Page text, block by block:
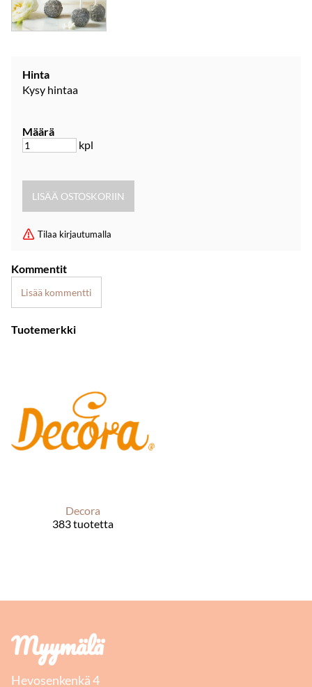
Hinta
Kysy hintaa
Määrä
kpl
Tilaa kirjautumalla
Kommentit
Lisää kommentti
Tuotemerkki
Decora
383 tuotetta
Myymälä
Hevosenkenkä 4